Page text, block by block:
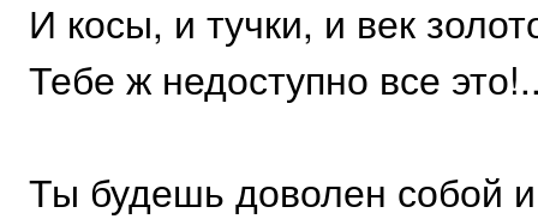
И косы, и тучки, и век
Тебе ж недоступно все
Ты будешь доволен собой